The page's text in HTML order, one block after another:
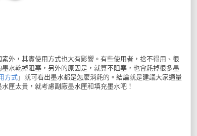
外，其實使用方式也大有影響。有些使用者，捨不得用、很
水乾掉阻塞，另外的原因是，就算不阻塞，也會耗掉很多墨
方式」就可看出墨水都是怎麼消耗的。結論就是建議大家適量
匣太貴，就考慮副廠墨水匣和填充墨水吧！